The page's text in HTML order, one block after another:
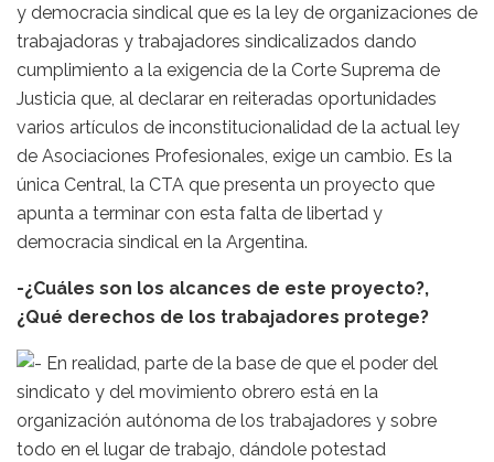
y democracia sindical que es la ley de organizaciones de
trabajadoras y trabajadores sindicalizados dando
cumplimiento a la exigencia de la Corte Suprema de
Justicia que, al declarar en reiteradas oportunidades
varios artículos de inconstitucionalidad de la actual ley
de Asociaciones Profesionales, exige un cambio. Es la
única Central, la CTA que presenta un proyecto que
apunta a terminar con esta falta de libertad y
democracia sindical en la Argentina.
-¿Cuáles son los alcances de este proyecto?,
¿Qué derechos de los trabajadores protege?
En realidad, parte de la base de que el poder del
sindicato y del movimiento obrero está en la
organización autónoma de los trabajadores y sobre
todo en el lugar de trabajo, dándole potestad